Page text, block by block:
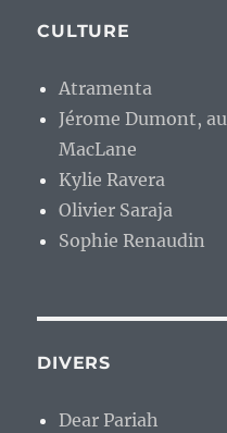
CULTURE
Atramenta
Jérome Dumont,
MacLane
Kylie Ravera
Olivier Saraja
Sophie Renaudin
DIVERS
Dear Pariah